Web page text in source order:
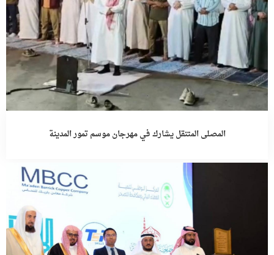
المصلى المتنقل يشارك في مهرجان موسم تمور المدينة